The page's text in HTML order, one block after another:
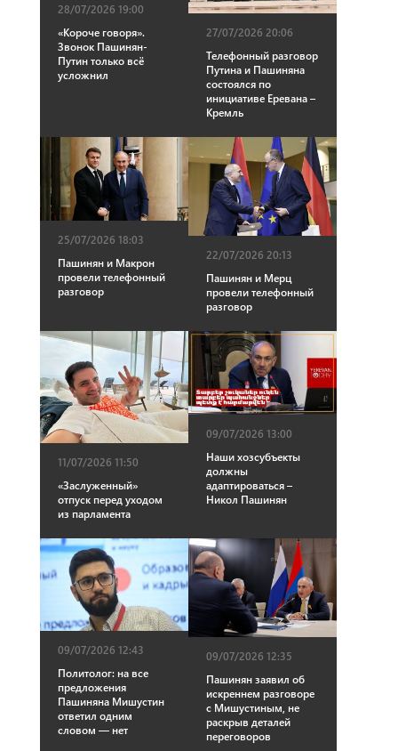
28/07/2026 19:00
«Короче говоря».
Звонок Пашинян-
Путин только всё
усложнил
27/07/2026 20:06
Телефонный разговор
Путина и Пашиняна
состоялся по
инициативе Еревана –
Кремль
25/07/2026 18:03
Пашинян и Макрон
провели телефонный
разговор
22/07/2026 20:13
Пашинян и Мерц
провели телефонный
разговор
11/07/2026 11:50
«Заслуженный»
отпуск перед уходом
из парламента
09/07/2026 13:00
Наши хозсубъекты
должны
адаптироваться –
Никол Пашинян
09/07/2026 12:43
Политолог: на все
предложения
Пашиняна Мишустин
ответил одним
словом — нет
09/07/2026 12:35
Пашинян заявил об
искреннем разговоре
с Мишустиным, не
раскрыв деталей
переговоров